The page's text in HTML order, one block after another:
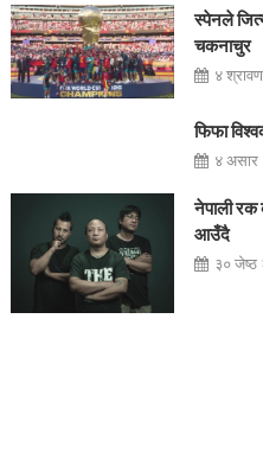
स्पेनले
चकनाचुर
४
फिफा
४
नेपाली रक
आउँदै
३०